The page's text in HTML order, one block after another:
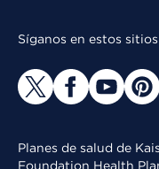
Síganos en estos
Planes de salud de
Foundation Health